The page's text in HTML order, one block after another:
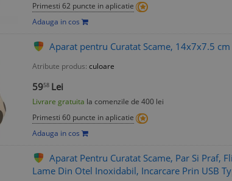
Primesti 62 puncte in aplicatie
Adauga in cos
Aparat pentru Curatat Scame, 14x7x7.5
Atribute produs: culoare
5958 Lei
Livrare gratuita la comenzile de 400 lei
Primesti 60 puncte in aplicatie
Adauga in cos
Aparat Pentru Curatat Scame, Par Si Praf,
Lame Din Otel Inoxidabil, Incarcare Prin USB